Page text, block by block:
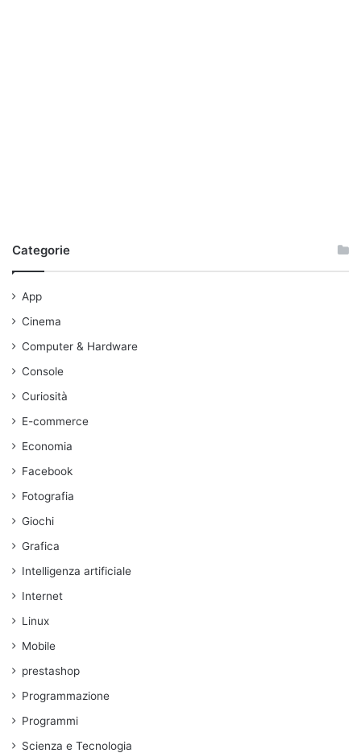
Categorie
App
Cinema
Computer & Hardware
Console
Curiosità
E-commerce
Economia
Facebook
Fotografia
Giochi
Grafica
Intelligenza artificiale
Internet
Linux
Mobile
prestashop
Programmazione
Programmi
Scienza e Tecnologia